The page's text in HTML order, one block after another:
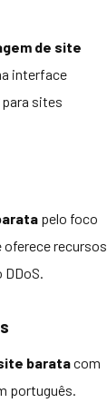
de site
interface
sites
pelo foco
oferece recursos
baratacom
português.